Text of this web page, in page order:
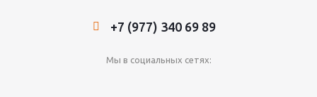
+7 (977) 340 69 89
Мы в социальных сетях: